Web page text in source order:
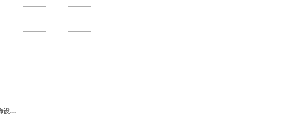
深圳餐厅装修公司为什么都选择尚泰装饰设计？